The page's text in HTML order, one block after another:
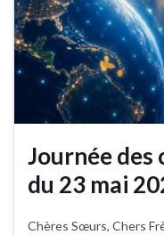
Journée des
du 23 mai
Chères Sœurs, Chers